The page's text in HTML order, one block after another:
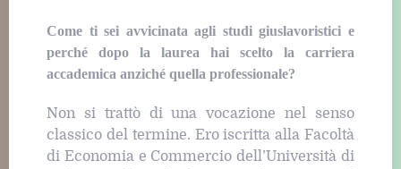
Come ti sei avvicinata agli studi giuslavoristici e
perché dopo la laurea hai scelto la carriera
accademica anziché quella professionale?
Non si trattò di una vocazione nel senso
classico del termine. Ero iscritta alla Facoltà
di Economia e Commercio dell’Università di